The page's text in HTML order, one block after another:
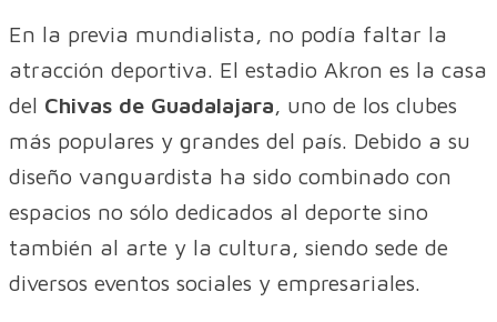
En la previa mundialista, no podía faltar la
atracción deportiva. El estadio Akron es la casa
del Chivas de Guadalajara, uno de los clubes
más populares y grandes del país. Debido a su
diseño vanguardista ha sido combinado con
espacios no sólo dedicados al deporte sino
también al arte y la cultura, siendo sede de
diversos eventos sociales y empresariales.